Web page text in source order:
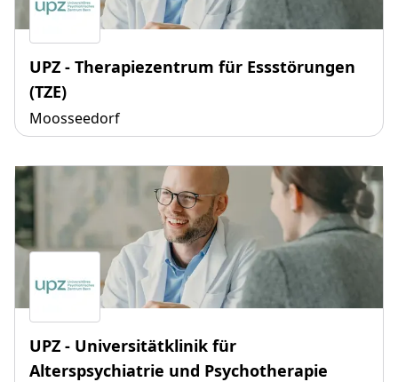
UPZ - Therapiezentrum für Essstörungen
(TZE)
Moosseedorf
UPZ - Universitätklinik für
Alterspsychiatrie und Psychotherapie